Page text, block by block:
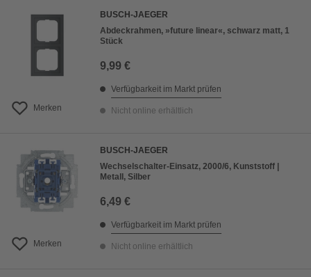
Merken
BUSCH-JAEGER
Abdeckrahmen, »future linear«, schwarz matt, 1
Stück
9,99 €
Verfügbarkeit im Markt prüfen
Nicht online erhältlich
Merken
BUSCH-JAEGER
Wechselschalter-Einsatz, 2000/6, Kunststoff |
Metall, Silber
6,49 €
Verfügbarkeit im Markt prüfen
Nicht online erhältlich